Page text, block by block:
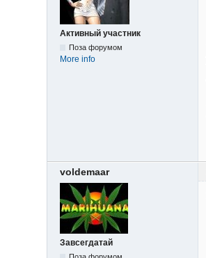
Активный участник
Поза форумом
More info
voldemaar
Завсегдатай